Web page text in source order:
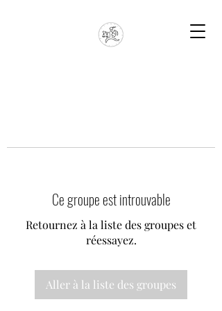
Ce groupe est introuvable
Retournez à la liste des groupes et
réessayez.
Aller à la liste des groupes